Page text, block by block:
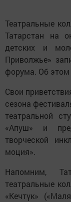
Театральные
Татарстан на
детских и
Приволжье»
форума. Об
Свои
сезона
театральной
«Апуш» и
творческой
моция».
Напомним,
театральные
«Кечтүк»